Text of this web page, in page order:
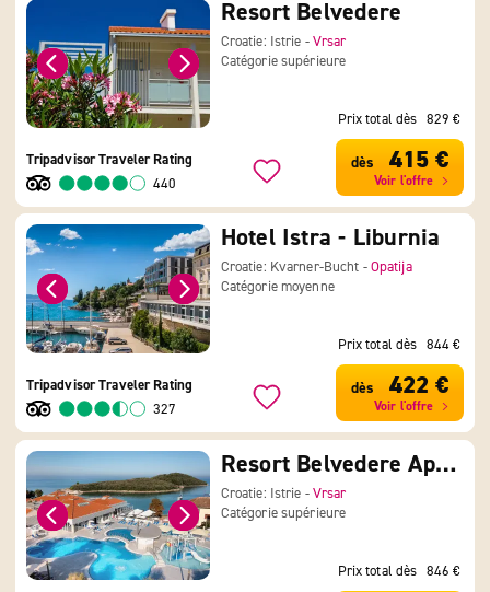
Resort Belvedere
Croatie: Istrie -Vrsar
Catégorie supérieure
Tripadvisor Traveler Rating
440
Prix total dès 829 €
dès 415 €
Voir l'offre
Hotel Istra - Liburnia
Croatie: Kvarner-Bucht -Opatija
Catégorie moyenne
Tripadvisor Traveler Rating
327
Prix total dès 844 €
dès 422 €
Voir l'offre
Resort Belvedere Apartments
Croatie: Istrie -Vrsar
Catégorie supérieure
Prix total dès 846 €